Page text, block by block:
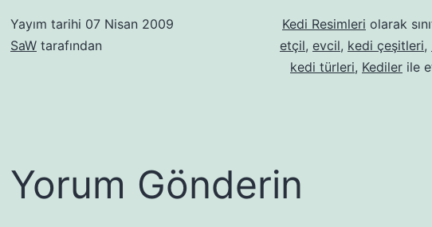
Yayım tarihi 07 Nisan 2009
SaW tarafından
Kedi Resimleri olarak
etçil, evcil, kedi çeşitleri,
kedi türleri, Kediler ile
Yorum Gönderin